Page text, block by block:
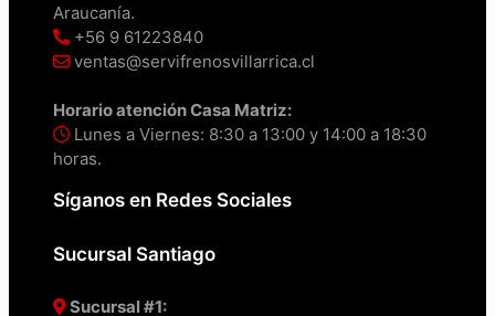
Araucanía.
+56 9 61223840
ventas@servifrenosvillarrica.cl
Horario atención Casa Matriz:
Lunes a Viernes: 8:30 a 13:00 y 14:00 a 18:30
horas.
Síganos en Redes Sociales
Sucursal Santiago
Sucursal #1: